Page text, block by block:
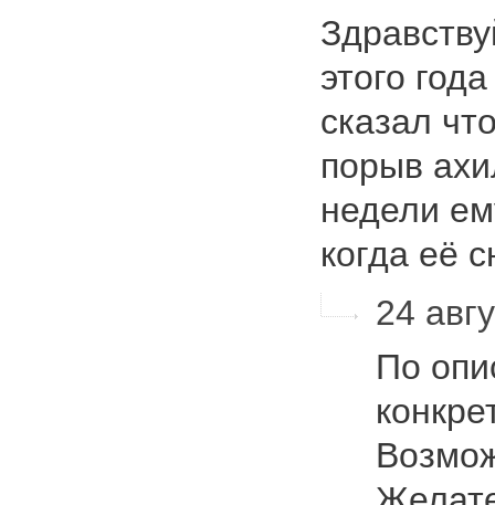
этого
сказал
порыв
недели
когда её
24
По